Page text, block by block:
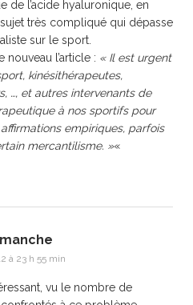
de l’acide hyaluronique, en
sujet très compliqué qui dépasse
sur le sport.
l’article : « Il est urgent
kinésithérapeutes,
…, et autres intervenants de
à nos sportifs pour
empiriques, parfois
mercantilisme. »«
à 23 h 55 min
vu le nombre de